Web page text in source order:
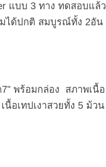
แบบ 3 ทาง ทดสอบแล้ว
ได้ปกติ สมบูรณ์ทั้ง 2อัน
พร้อมกล่อง สภาพเนื้อ
อเทปเงาสวยทั้ง 5 ม้วน